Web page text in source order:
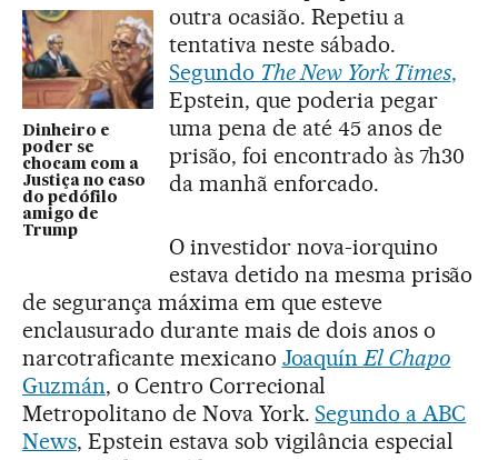
Dinheiro e
poder se
chocam com a
Justiça no caso
do pedófilo
amigo de
Trump
outra ocasião. Repetiu a
tentativa neste sábado.
Segundo The New York Times,
Epstein, que poderia pegar
uma pena de até 45 anos de
prisão, foi encontrado às 7h30
da manhã enforcado.
O investidor nova-iorquino
estava detido na mesma prisão
de segurança máxima em que esteve
enclausurado durante mais de dois anos o
narcotraficante mexicano Joaquín El Chapo
Guzmán, o Centro Correcional
Metropolitano de Nova York.Segundo a ABC
News, Epstein estava sob vigilância especial